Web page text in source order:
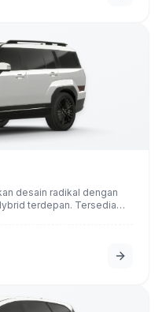
desain radikal dengan
terdepan. Tersedia